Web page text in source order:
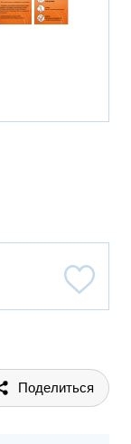
Поделиться